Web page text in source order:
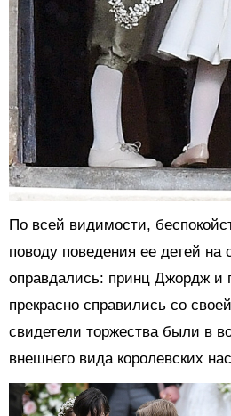
По всей видимости,
поводу поведения ее детей на
оправдались: принц Джордж и
прекрасно справились со
свидетели торжества были в
внешнего вида королевских